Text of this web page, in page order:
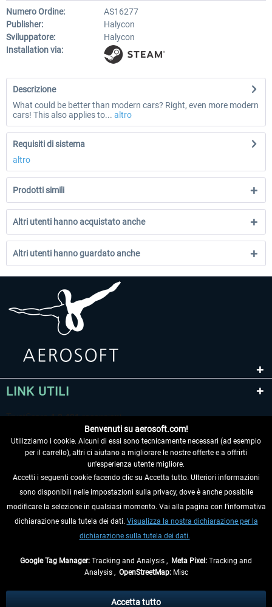
Numero Ordine:
AS16277
Publisher:
Halycon
Sviluppatore:
Halycon
Installation via:
Descrizione
What could be better than modern cars? Right, even more modern
cars! This also applies to... altro
Requisiti di sistema
altro
Prodotti simili
Altri utenti hanno acquistato anche
Altri utenti hanno guardato anche
LINK UTILI
RECEDERE DAL CONTRATTO
INFORMAZIONI
eventualmente le spese di spedizione, se non diversamente descritto.
Benvenuti su aerosoft.com!
Utilizziamo i cookie. Alcuni di essi sono tecnicamente necessari (ad esempio
per il carrello), altri ci aiutano a migliorare le nostre offerte e a offrirti
un'esperienza utente migliore.
Accetti i seguenti cookie facendo clic su Accetta tutto. Ulteriori informazioni
sono disponibili nelle impostazioni sulla privacy, dove è anche possibile
modificare la selezione in qualsiasi momento. Vai alla pagina con l'informativa
dichiarazione sulla tutela dei dati. Visualizza la nostra dichiarazione per la
dichiarazione sulla tutela dei dati.
Google Tag Manager: Tracking and Analysis , Meta Pixel: Tracking and
Analysis , OpenStreetMap:Misc
Accetta tutto